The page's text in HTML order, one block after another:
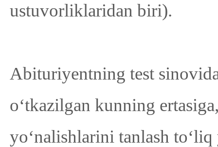
ustuvorliklaridan biri).
Abituriyentning test
oʻtkazilgan kunning
yo‘nalishlarini tanlash